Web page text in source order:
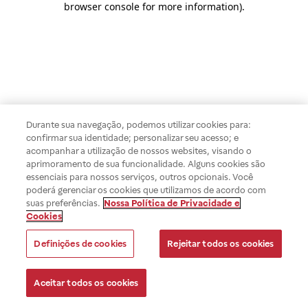
browser console for more information).
Durante sua navegação, podemos utilizar cookies para:
confirmar sua identidade; personalizar seu acesso; e
acompanhar a utilização de nossos websites, visando o
aprimoramento de sua funcionalidade. Alguns cookies são
essenciais para nossos serviços, outros opcionais. Você
poderá gerenciar os cookies que utilizamos de acordo com
suas preferências. Nossa Política de Privacidade e
Cookies
Definições de cookies Rejeitar todos os cookies
Aceitar todos os cookies